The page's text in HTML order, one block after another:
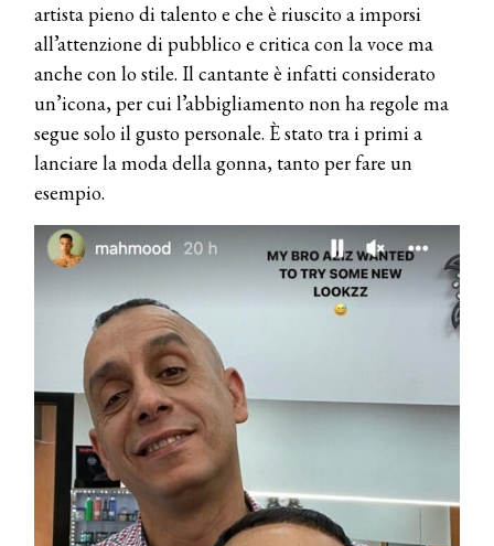
artista pieno di talento e che è riuscito a imporsi
all’attenzione di pubblico e critica con la voce ma
anche con lo stile. Il cantante è infatti considerato
un’icona, per cui l’abbigliamento non ha regole ma
segue solo il gusto personale. È stato tra i primi a
lanciare la moda della gonna, tanto per fare un
esempio.